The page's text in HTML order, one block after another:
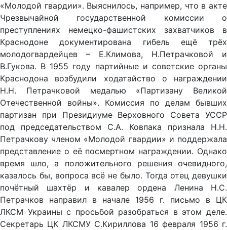
«Молодой гвардии». Выяснилось, например, что в акте
Чрезвычайной государст­венной комиссии о
преступлениях немецко-фашистских захват­чиков в
Краснодоне документирована гибель ещё трёх
молодо­гвардейцев – Е.Климова, Н.Петрачковой и
В.Гукова. В 1955 году партийные и советские ор­ганы
Краснодона возбудили ходатайство о награждении
H.H. Пе­трачковой медалью «Партизану Великой
Отечественной войны». Комиссия по делам бывших
партизан при Президиуме Верховно­го Совета УССР
под председательством С.А. Ковпака признала H.H.
Петрачкову членом «Молодой гвардии» и поддержала
пред­ставление о её посмертном награждении. Однако
время шло, а положительного решения очевидного,
казалось бы, вопроса всё не было. Тогда отец девушки
почётный шахтёр и кавалер ордена Ленина Н.С.
Петрачков направил в начале 1956 г. письмо в ЦК
ЛКСМ Украины с просьбой разобраться в этом деле.
Секретарь ЦК ЛКСМУ С.Кириллова 16 февраля 1956 г.